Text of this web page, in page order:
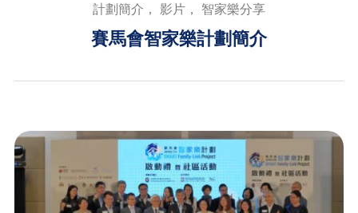
計劃簡介， 影片， 智家樂分享
賽馬會智家樂計劃簡介